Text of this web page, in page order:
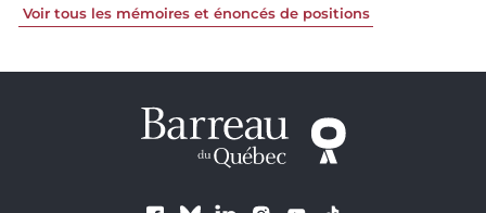
Voir tous les mémoires et énoncés de positions